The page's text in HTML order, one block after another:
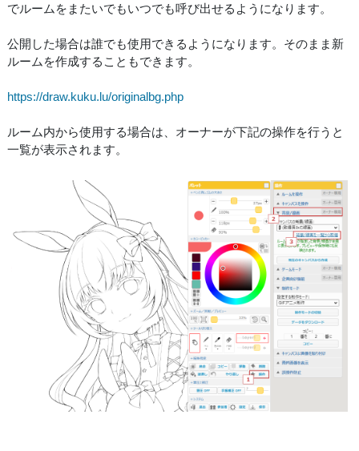
でルームをまたいでもいつでも呼び出せるようになります。
公開した場合は誰でも使用できるようになります。そのまま新
ルームを作成することもできます。
https://draw.kuku.lu/originalbg.php
ルーム内から使用する場合は、オーナーが下記の操作を行うと
一覧が表示されます。